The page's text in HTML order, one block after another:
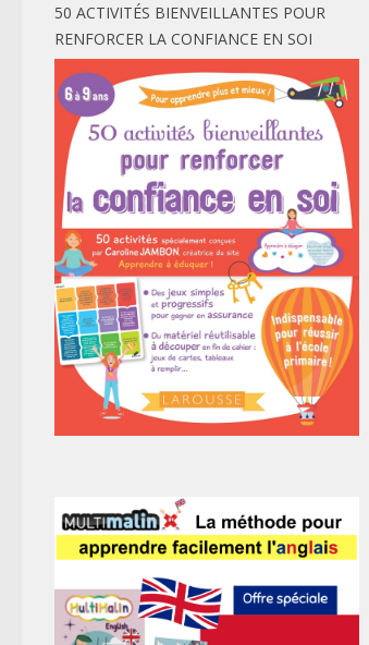
50 ACTIVITÉS BIENVEILLANTES POUR
RENFORCER LA CONFIANCE EN SOI